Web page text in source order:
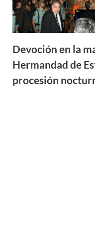
Devoción en la
Hermandad de
procesión